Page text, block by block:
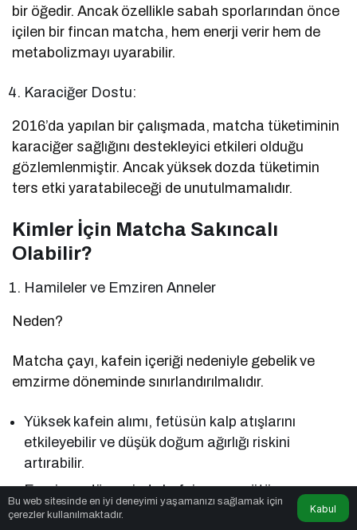
bir öğedir. Ancak özellikle sabah sporlarından önce
içilen bir fincan matcha, hem enerji verir hem de
metabolizmayı uyarabilir.
Karaciğer Dostu:
2016’da yapılan bir çalışmada, matcha tüketiminin
karaciğer sağlığını destekleyici etkileri olduğu
gözlemlenmiştir. Ancak yüksek dozda tüketimin
ters etki yaratabileceği de unutulmamalıdır.
Kimler İçin Matcha Sakıncalı
Olabilir?
Hamileler ve Emziren Anneler
Neden?
Matcha çayı, kafein içeriği nedeniyle gebelik ve
emzirme döneminde sınırlandırılmalıdır.
Yüksek kafein alımı, fetüsün kalp atışlarını
etkileyebilir ve düşük doğum ağırlığı riskini
artırabilir.
Emzirme döneminde kafein anne sütüne
geçebilir ve bebekte huzursuzluk, uykusuzluk
Bu web sitesinde en iyi deneyimi yaşamanızı sağlamak için
çerezler kullanılmaktadır.
Kabul